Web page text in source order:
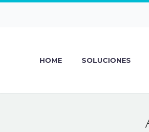
HOME SOLUCIONES